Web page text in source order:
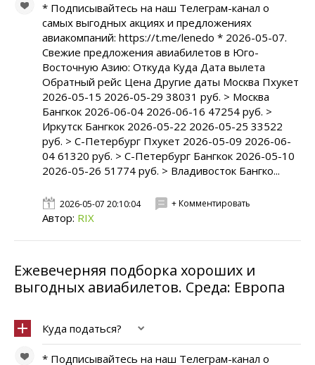
* Подписывайтесь на наш Телеграм-канал о
самых выгодных акциях и предложениях
авиакомпаний: https://t.me/lenedo * 2026-05-07.
Свежие предложения авиабилетов в Юго-
Восточную Азию: Откуда Куда Дата вылета
Обратный рейс Цена Другие даты Москва Пхукет
2026-05-15 2026-05-29 38031 руб. > Москва
Бангкок 2026-06-04 2026-06-16 47254 руб. >
Иркутск Бангкок 2026-05-22 2026-05-25 33522
руб. > С-Петербург Пхукет 2026-05-09 2026-06-
04 61320 руб. > С-Петербург Бангкок 2026-05-10
2026-05-26 51774 руб. > Владивосток Бангко...
2026-05-07 20:10:04 + Комментировать
Автор: RIX
Ежевечерняя подборка хороших и
выгодных авиабилетов. Среда: Европа
Куда податься?
* Подписывайтесь на наш Телеграм-канал о